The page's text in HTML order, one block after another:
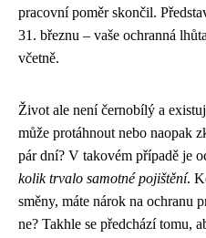
pracovní poměr skončil.
31. březnu – vaše ochranná
včetně.
Život ale není černobílý a
může protáhnout nebo naopak
pár dní? V takovém případě je
kolik trvalo samotné pojištění.
směny, máte nárok na ochranu
ne? Takhle se předchází tomu,